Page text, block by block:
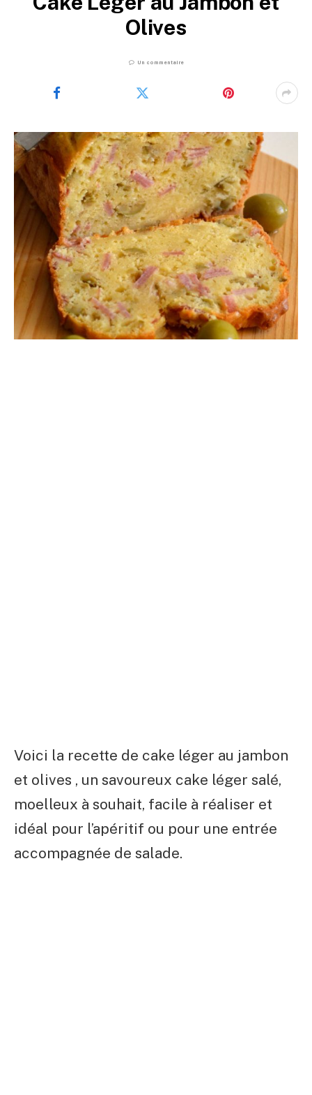
Olives
Un commentaire
Voici la recette de cake léger au jambon
et olives , un savoureux cake léger salé,
moelleux à souhait, facile à réaliser et
idéal pour l’apéritif ou pour une entrée
accompagnée de salade.